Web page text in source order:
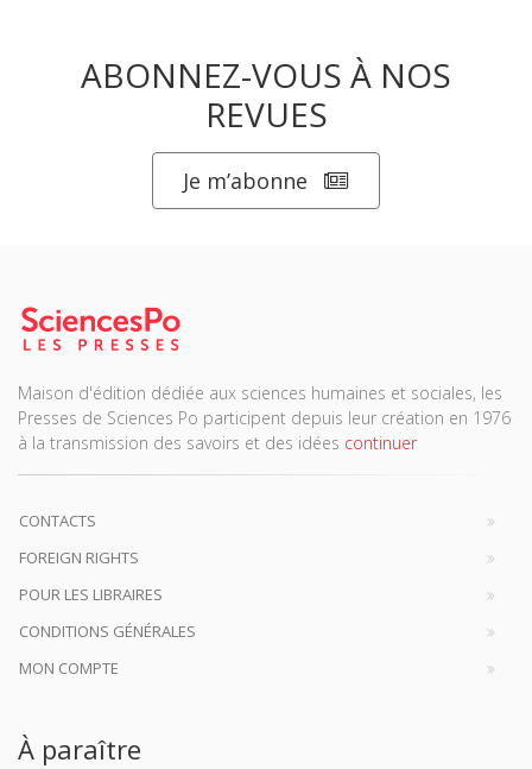
ABONNEZ-VOUS À NOS
REVUES
Je m’abonne
Maison d'édition dédiée aux sciences humaines et sociales, les
Presses de Sciences Po participent depuis leur création en 1976
à la transmission des savoirs et des idées continuer
CONTACTS
FOREIGN RIGHTS
POUR LES LIBRAIRES
CONDITIONS GÉNÉRALES
MON COMPTE
À paraître